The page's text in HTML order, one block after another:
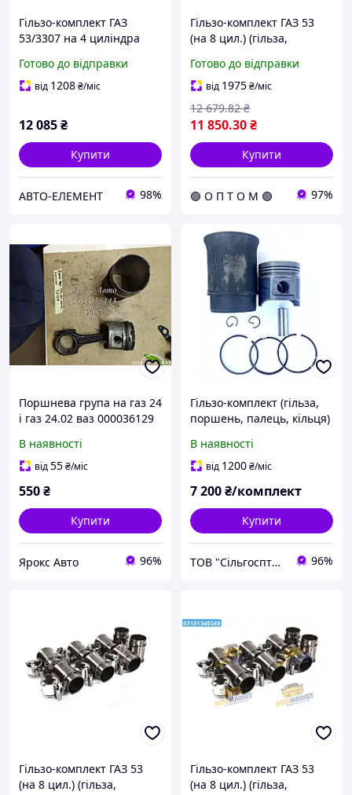
Гільзо-комплект ГАЗ
53/3307 на 4 циліндра
стоп.+кільця+прокладка
(DETALKA) 53-1000105-04
Готово до відправки
від 1208₴/міс
12 085₴
Купити
АВТО-ЕЛЕМЕНТ 98%
Гільзо-комплект ГАЗ 53
(на 8 цил.) (гільза,
Запчастина-дизель) 53-
1000105-04
Готово до відправки
від 1975₴/міс
11 850.30₴
12 679.82 ₴
Купити
🟢 О П Т О М 🟢 97%
Поршнева група на газ 24
і газ 24.02 ваз 000036129
ПОРШЕНЬ, ПАЛЕК,
ШАТУН, З КІЛЬЦЕМАМИ
В наявності
від55₴/міс
550₴
Купити
Ярокс Авто 96%
Гільзо-комплект (гільза,
поршень, палець, кільця)
Edition (Завод) ГАЗ
В наявності
від 1200₴/міс
7 200₴/комплект
Купити
ТОВ "Сільгосптехніка" 96%
Гільзо-комплект ГАЗ 53
(на 8 цил.) (гільза,
Гільзо-комплект ГАЗ 53
(на 8 цил.) (гільза,